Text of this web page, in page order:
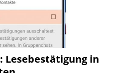
Lesebestätigung in